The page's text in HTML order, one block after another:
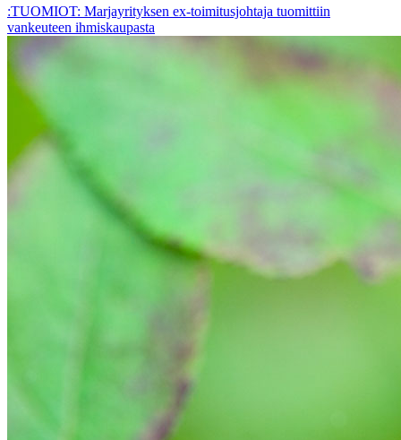
:TUOMIOT: Marjayrityksen ex-toimitusjohtaja tuomittiin
vankeuteen ihmiskaupasta